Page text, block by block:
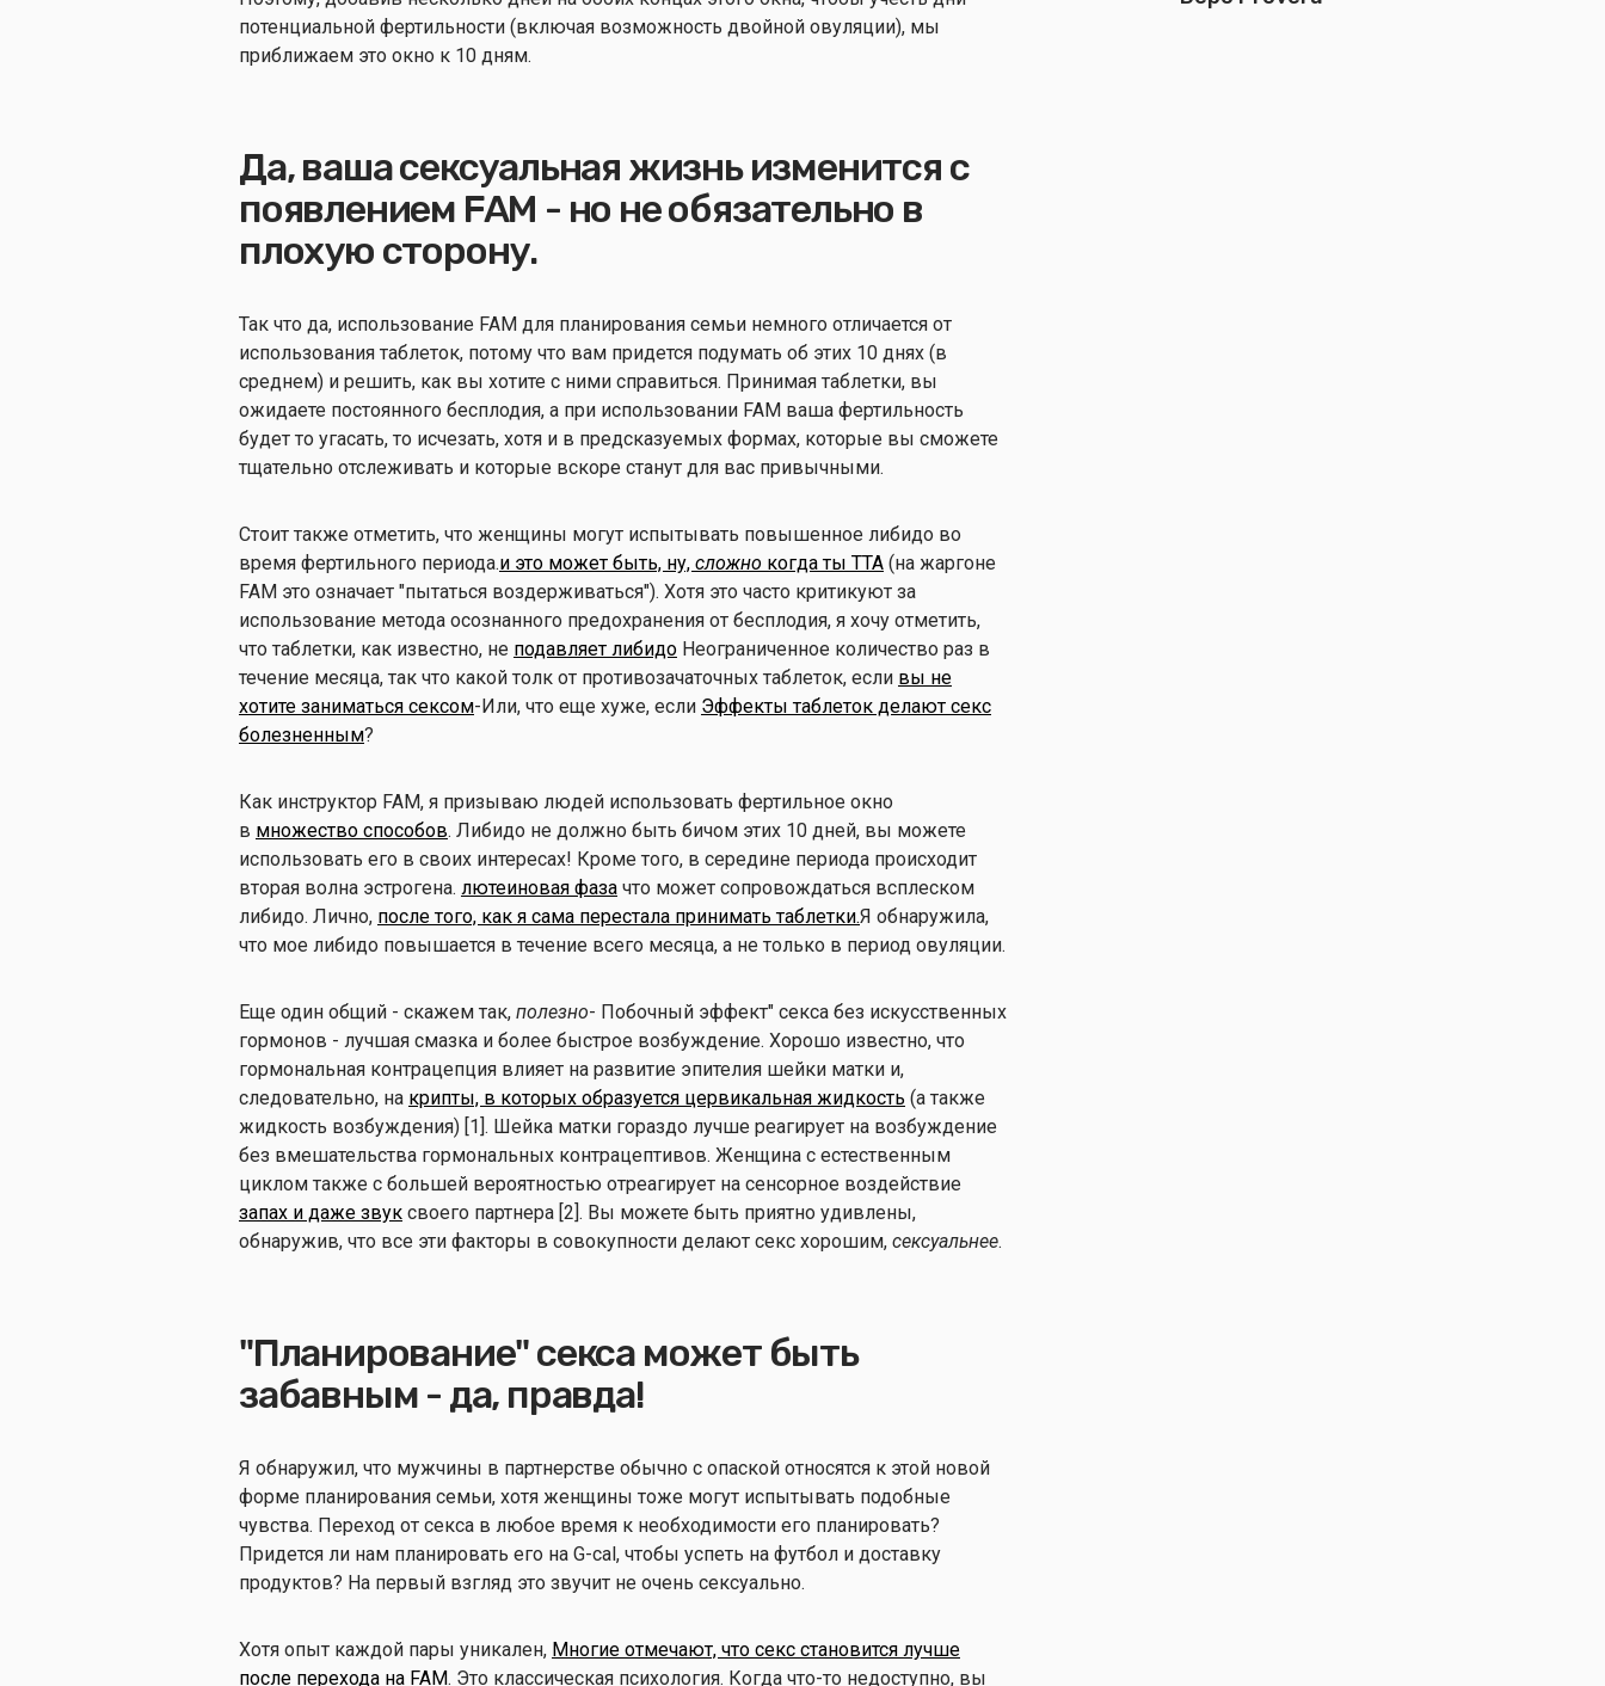
потенциальной фертильности (включая возможность двойной овуляции), мы
приближаем это окно к 10 дням.
Да, ваша сексуальная жизнь изменится с
появлением FAM - но не обязательно в
плохую сторону.
Так что да, использование FAM для планирования семьи немного отличается от
использования таблеток, потому что вам придется подумать об этих 10 днях (в
среднем) и решить, как вы хотите с ними справиться. Принимая таблетки, вы
ожидаете постоянного бесплодия, а при использовании FAM ваша фертильность
будет то угасать, то исчезать, хотя и в предсказуемых формах, которые вы сможете
тщательно отслеживать и которые вскоре станут для вас привычными.
Стоит также отметить, что женщины могут испытывать повышенное либидо во
время фертильного периода.и это может быть, ну, сложно когда ты TTA (на жаргоне
FAM это означает "пытаться воздерживаться"). Хотя это часто критикуют за
использование метода осознанного предохранения от бесплодия, я хочу отметить,
что таблетки, как известно, не подавляет либидо Неограниченное количество раз в
течение месяца, так что какой толк от противозачаточных таблеток, если вы не
хотите заниматься сексом-Или, что еще хуже, если Эффекты таблеток делают секс
болезненным?
Как инструктор FAM, я призываю людей использовать фертильное окно
в множество способов. Либидо не должно быть бичом этих 10 дней, вы можете
использовать его в своих интересах! Кроме того, в середине периода происходит
вторая волна эстрогена. лютеиновая фаза что может сопровождаться всплеском
либидо. Лично, после того, как я сама перестала принимать таблетки.Я обнаружила,
что мое либидо повышается в течение всего месяца, а не только в период овуляции.
Еще один общий - скажем так, полезно- Побочный эффект" секса без искусственных
гормонов - лучшая смазка и более быстрое возбуждение. Хорошо известно, что
гормональная контрацепция влияет на развитие эпителия шейки матки и,
следовательно, на крипты, в которых образуется цервикальная жидкость (а также
жидкость возбуждения) [1]. Шейка матки гораздо лучше реагирует на возбуждение
без вмешательства гормональных контрацептивов. Женщина с естественным
циклом также с большей вероятностью отреагирует на сенсорное воздействие
запах и даже звук своего партнера [2]. Вы можете быть приятно удивлены,
обнаружив, что все эти факторы в совокупности делают секс хорошим, сексуальнее.
"Планирование" секса может быть
забавным - да, правда!
Я обнаружил, что мужчины в партнерстве обычно с опаской относятся к этой новой
форме планирования семьи, хотя женщины тоже могут испытывать подобные
чувства. Переход от секса в любое время к необходимости его планировать?
Придется ли нам планировать его на G-cal, чтобы успеть на футбол и доставку
продуктов? На первый взгляд это звучит не очень сексуально.
Хотя опыт каждой пары уникален, Многие отмечают, что секс становится лучше
после перехода на FAM. Это классическая психология. Когда что-то недоступно, вы